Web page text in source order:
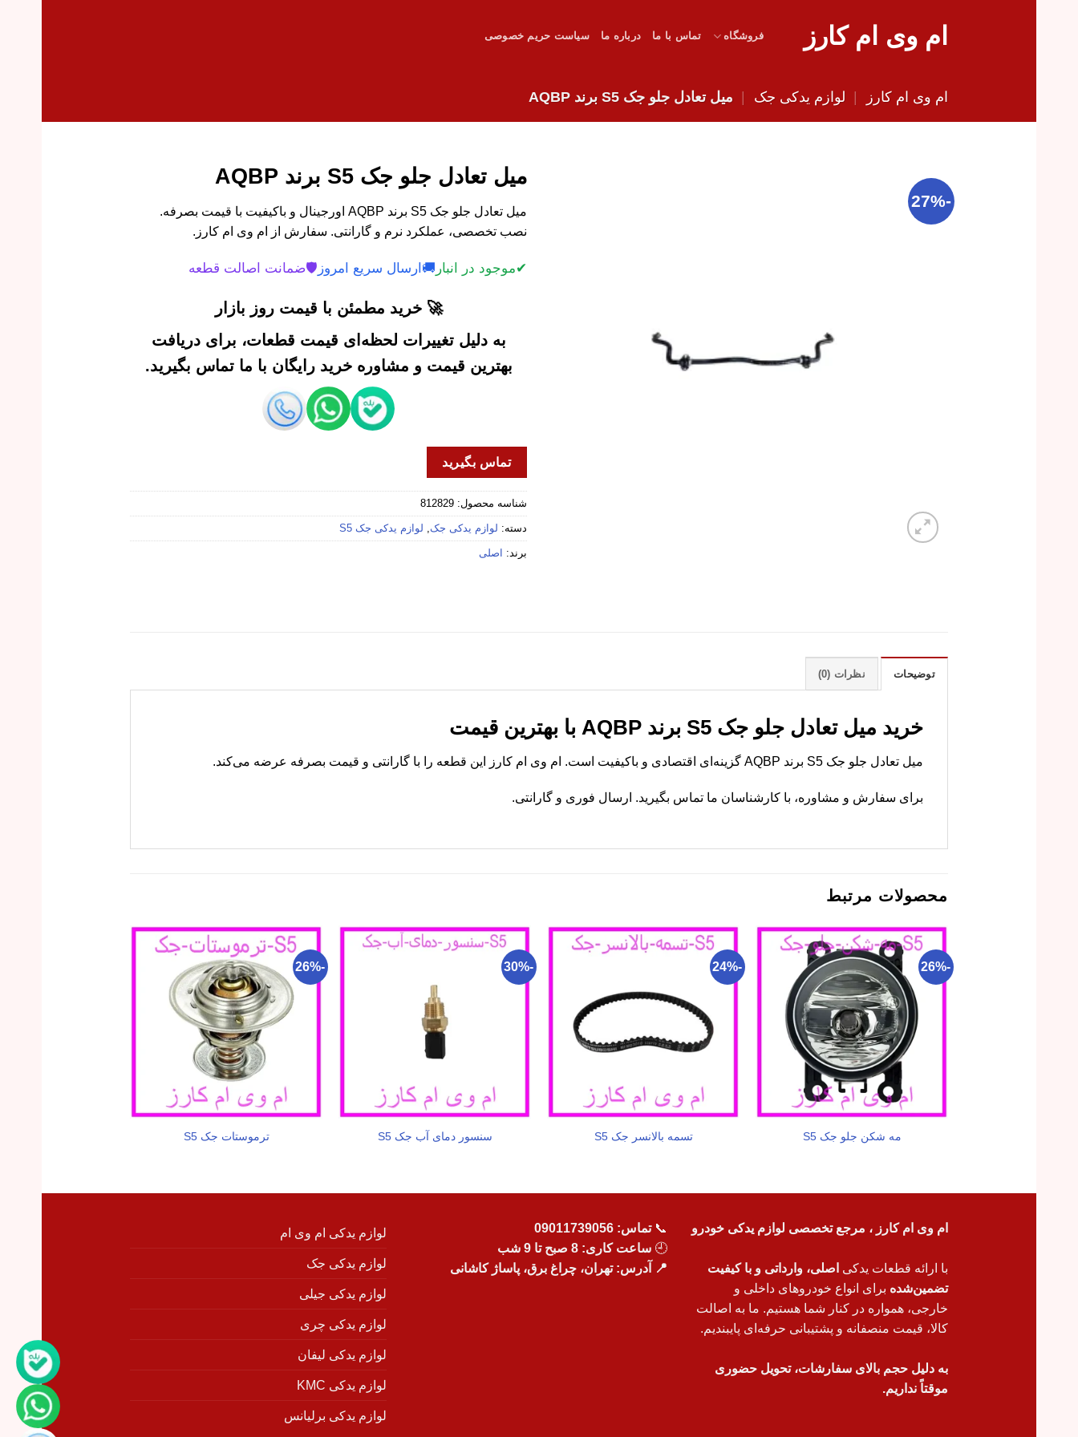
ام وی ام کارز فروشگاه تماس با ما درباره ما سیاست حریم خصوصی
ام وی ام کارز | لوازم یدکی جک | میل تعادل جلو جک S5 برند AQBP
-27%
میل تعادل جلو جک S5 برند AQBP
میل تعادل جلو جک S5 برند AQBP اورجینال و باکیفیت با قیمت بصرفه.
نصب تخصصی، عملکرد نرم و گارانتی. سفارش از ام وی ام کارز.
✔موجود در انبار 🚚 ارسال سریع امروز 🛡️ضمانت اصالت قطعه
🚀 خرید مطمئن با قیمت روز بازار
به دلیل تغییرات لحظه‌ای قیمت قطعات، برای دریافت
بهترین قیمت و مشاوره خرید رایگان با ما تماس بگیرید.
تماس بگیرید
شناسه محصول: 812829
دسته: لوازم یدکی جک لوازم یدکی جک S5
برند: اصلی
توضیحات نظرات (0)
خرید میل تعادل جلو جک S5 برند AQBP با بهترین قیمت
میل تعادل جلو جک S5 برند AQBP گزینه‌ای اقتصادی و باکیفیت است. ام وی ام کارز این قطعه را با گارانتی و قیمت بصرفه عرضه می‌کند.
برای سفارش و مشاوره، با کارشناسان ما تماس بگیرید. ارسال فوری و گارانتی.
محصولات مرتبط
-26%
مه شکن جلو جک S5
-24%
تسمه بالانسر جک S5
-30%
سنسور دمای آب جک S5
-26%
ترموستات جک S5
ام وی ام کارز ، مرجع تخصصی لوازم یدکی خودرو
با ارائه قطعات یدکی اصلی، وارداتی و با کیفیت
تضمین‌شده برای انواع خودروهای داخلی و
خارجی، همواره در کنار شما هستیم. ما به اصالت
کالا، قیمت منصفانه و پشتیبانی حرفه‌ای پایبندیم.
به دلیل حجم بالای سفارشات، تحویل حضوری
موقتاً نداریم.
📞تماس: 09011739056
🕘 ساعت کاری: 8 صبح تا 9 شب
📍 آدرس: تهران، چراغ برق، پاساژ کاشانی
لوازم یدکی ام وی ام
لوازم یدکی جک
لوازم یدکی جیلی
لوازم یدکی چری
لوازم یدکی لیفان
لوازم یدکی KMC
لوازم یدکی برلیانس